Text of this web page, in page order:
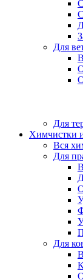
Для
Для
Химчистки
Вся
Для
Для